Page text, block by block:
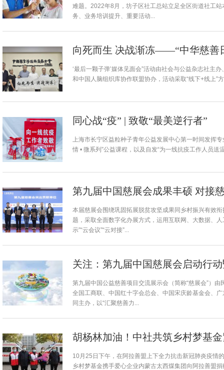
难题。2022年8月，坊子区社工总站立足全区街道社工
务、业务培训提升、重要活动...
向死而生 决战渐冻——“中华慈善
‘最后一颗子弹’媒体见面会”活动由社会与公益杂志社主
和中国人脑组织库协作联盟协办，活动采取“线下+线上”
同心战“疫” | 致敬“最美逆行者”
上海市长宁区益粒种子青年公益发展中心第一时间发挥
情 • 微系列”公益课程，以及自发“为一线抗疫工作人员送
第九届中国慈展会成果丰硕 对接
本届慈展会围绕巩固拓展脱贫攻坚成果同乡村振兴有效
题，采取全面数字化办展方式，运用互联网、大数据、
示”“云会议”“云对接”...
关注：第九届中国慈展会启动行
第九届中国公益慈善项目交流展示会（简称“慈展会”）
全国工商联、中国红十字会总会、中国宋庆龄基金会、
同主办，以“汇聚慈善力...
胡杨林加油！中社共筑乡村梦基
10月25日下午，在阿拉善盟上下全力抗击新冠肺炎疫情
乡村梦基金携手爱心企业内蒙古太西煤集团向阿拉善盟